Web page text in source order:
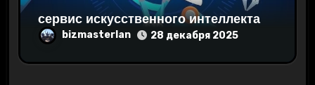
с
м
сервис искусственного интеллекта
bizmasterlan 28 декабря 2025